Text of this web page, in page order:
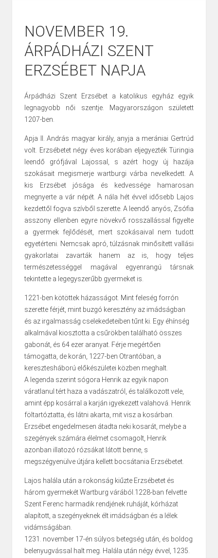
NOVEMBER 19.
ÁRPÁDHÁZI SZENT
ERZSÉBET NAPJA
Árpádházi Szent Erzsébet a katolikus egyház egyik
legnagyobb női szentje. Magyarországon született
1207-ben.
Apja II. András magyar király, anyja a merániai Gertrúd
volt. Erzsébetet négy éves korában eljegyezték Türingia
leendő grófjával Lajossal, s azért hogy új hazája
szokásait megismerje wartburgi várba nevelkedett. A
kis Erzsébet jósága és kedvessége hamarosan
megnyerte a vár népét. A nála hét évvel idősebb Lajos
kezdettől fogva szívből szerette. A leendő anyós, Zsófia
asszony ellenben egyre növekvő rosszallással figyelte
a gyermek fejlődését, mert szokásaival nem tudott
egyetérteni. Nemcsak apró, túlzásnak minősített vallási
gyakorlatai zavarták hanem az is, hogy teljes
természetességgel magával egyenrangú társnak
tekintette a legegyszerűbb gyermeket is.
1221-ben kötöttek házasságot. Mint feleség forrón
szerette férjét, mint buzgó keresztény az imádságban
és az irgalmasság cselekedeteiben tűnt ki. Egy éhínség
alkalmával kiosztotta a csűrökben található összes
gabonát, és 64 ezer aranyat. Férje megértően
támogatta, de korán, 1227-ben Otrantóban, a
keresztesháború előkészületei közben meghalt.
A legenda szerint sógora Henrik az egyik napon
váratlanul tért haza a vadászatról, és találkozott vele,
amint épp kosárral a karján igyekezett valahová. Henrik
föltartóztatta, és látni akarta, mit visz a kosárban.
Erzsébet engedelmesen átadta neki kosarát, melybe a
szegények számára élelmet csomagolt, Henrik
azonban illatozó rózsákat látott benne, s
megszégyenülve útjára kellett bocsátania Erzsébetet.
Lajos halála után a rokonság kiűzte Erzsébetet és
három gyermekét Wartburg várából.1228-ban felvette
Szent Ferenc harmadik rendjének ruháját, kórházat
alapított, a szegényeknek élt imádságban és a lélek
vidámságában.
1231. november 17-én súlyos betegség után, és boldog
belenyugvással halt meg. Halála után négy évvel, 1235.